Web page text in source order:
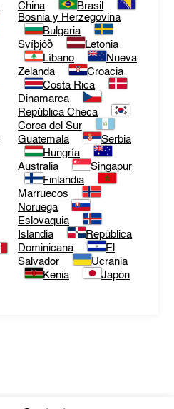
China
Brasil
Bosnia y Herzegovina
Bulgaria
Svíþjóð
Letonia
Líbano
Nueva
Zelanda
Croacia
Costa Rica
Dinamarca
República Checa
Corea del Sur
Guatemala
Serbia
Hungría
Australia
Singapur
Finlandia
Marruecos
Noruega
Eslovaquia
Islandia
República
Dominicana
El
Salvador
Ucrania
Kenia
Japón